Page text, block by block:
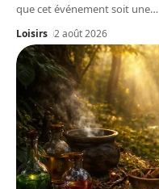
que cet événement soit une…
Loisirs 2 août 2026